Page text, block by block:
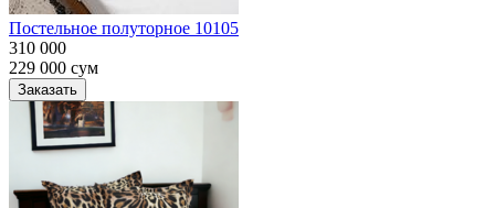
Постельное полуторное 10105
310 000
229 000 сум
Заказать